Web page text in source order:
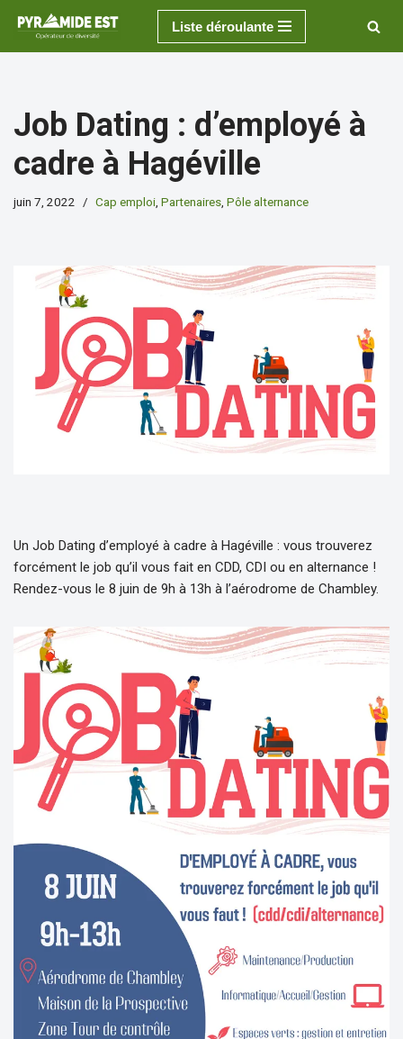
Aller
Liste déroulante
Job Dating : d’employé à
cadre à Hagéville
juin 7, 2022 Cap emploi Partenaires Pôle alternance
Un Job Dating d’employé à cadre à Hagéville : vous trouverez
forcément le job qu’il vous fait en CDD, CDI ou en alternance !
Rendez-vous le 8 juin de 9h à 13h à l’aérodrome de Chambley.